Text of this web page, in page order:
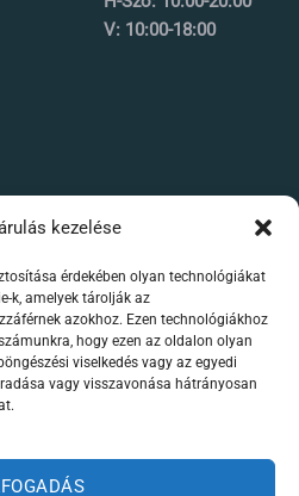
kezelése
érdekében olyan technológiákat
k, amelyek tárolják az
azokhoz. Ezen technológiákhoz
hogy ezen az oldalon olyan
viselkedés vagy az egyedi
vagy visszavonása hátrányosan
V: 10:00-18:00